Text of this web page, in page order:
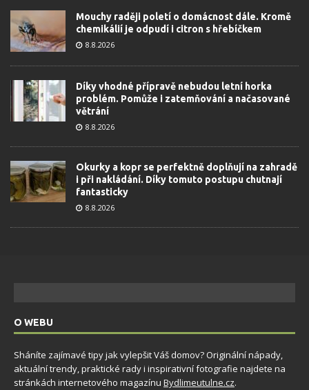
Mouchy raději poletí o domácnost dále. Kromě
chemikálií je odpudí i citron s hřebíčkem
8.8.2026
Díky vhodné přípravě nebudou letní horka
problém. Pomůže i zatemňování a načasované
větrání
8.8.2026
Okurky a kopr se perfektně doplňují na zahradě
i při nakládání. Díky tomuto postupu chutnají
fantasticky
8.8.2026
O WEBU
Sháníte zajímavé tipy jak vylepšit Váš domov? Originální nápady,
aktuální trendy, praktické rady i inspirativní fotografie najdete na
stránkách internetového magazínu Bydlimeutulne.cz.